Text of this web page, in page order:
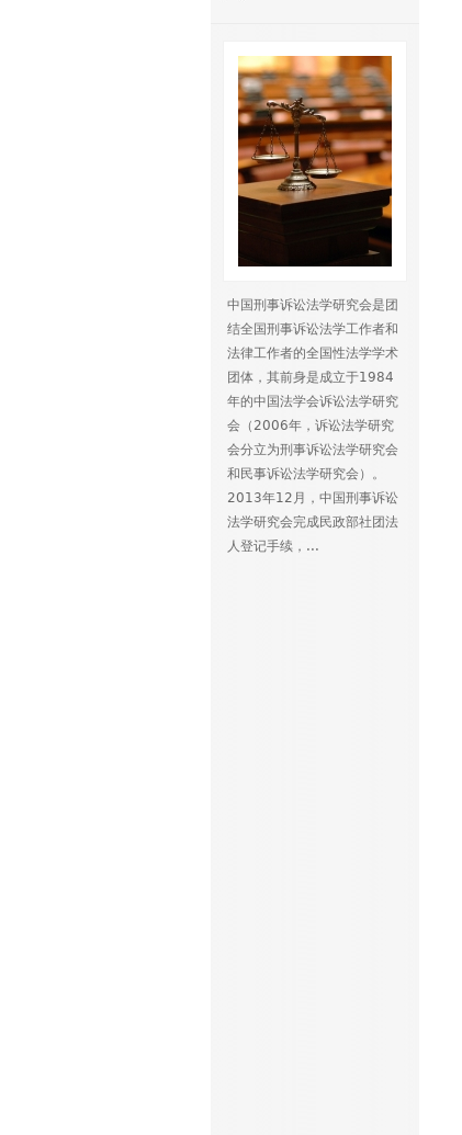
中国刑事诉讼法学研究会是团
结全国刑事诉讼法学工作者和
法律工作者的全国性法学学术
团体，其前身是成立于1984
年的中国法学会诉讼法学研究
会（2006年，诉讼法学研究
会分立为刑事诉讼法学研究会
和民事诉讼法学研究会）。
2013年12月，中国刑事诉讼
法学研究会完成民政部社团法
人登记手续，...